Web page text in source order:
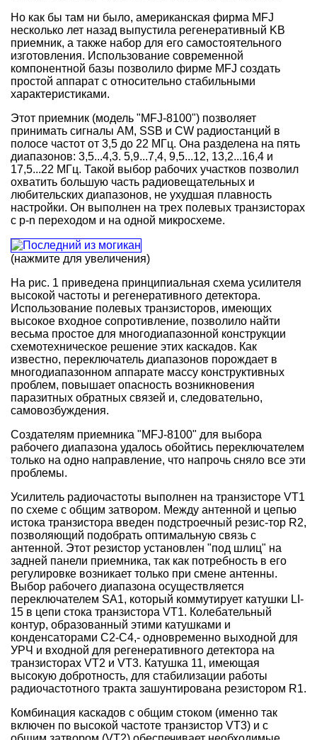
Но как бы там ни было, американская фирма MFJ
несколько лет назад выпустила регенеративный KB
приемник, а также набор для его самостоятельного
изготовления. Использование современной
компонентной базы позволило фирме MFJ создать
простой аппарат с относительно стабильными
характеристиками.
Этот приемник (модель "MFJ-8100") позволяет
принимать сигналы AM, SSB и CW радиостанций в
полосе частот от 3,5 до 22 МГц. Она разделена на пять
диапазонов: 3,5...4,3. 5,9...7,4, 9,5...12, 13,2...16,4 и
17,5...22 МГц. Такой выбор рабочих участков позволил
охватить большую часть радиовещательных и
любительских диапазонов, не ухудшая плавность
настройки. Он выполнен на трех полевых транзисторах
с p-n переходом и на одной микросхеме.
(нажмите для увеличения)
На рис. 1 приведена принципиальная схема усилителя
высокой частоты и регенеративного детектора.
Использование полевых транзисторов, имеющих
высокое входное сопротивление, позволило найти
весьма простое для многодиапазонной конструкции
схемотехническое решение этих каскадов. Как
известно, переключатель диапазонов порождает в
многодиапазонном аппарате массу конструктивных
проблем, повышает опасность возникновения
паразитных обратных связей и, следовательно,
самовозбуждения.
Создателям приемника "MFJ-8100" для выбора
рабочего диапазона удалось обойтись переключателем
только на одно направление, что напрочь сняло все эти
проблемы.
Усилитель радиочастоты выполнен на транзисторе VT1
по схеме с общим затвором. Между антенной и цепью
истока транзистора введен подстроечный резис-тор R2,
позволяющий подобрать оптимальную связь с
антенной. Этот резистор установлен "под шлиц" на
задней панели приемника, так как потребность в его
регулировке возникает только при смене антенны.
Выбор рабочего диапазона осуществляется
переключателем SA1, который коммутирует катушки LI-
15 в цепи стока транзистора VT1. Колебательный
контур, образованный этими катушками и
конденсаторами С2-С4,- одновременно выходной для
УРЧ и входной для регенеративного детектора на
транзисторах VT2 и VT3. Катушка 11, имеющая
высокую добротность, для стабилизации работы
радиочастотного тракта зашунтирована резистором R1.
Комбинация каскадов с общим стоком (именно так
включен по высокой частоте транзистор VT3) и с